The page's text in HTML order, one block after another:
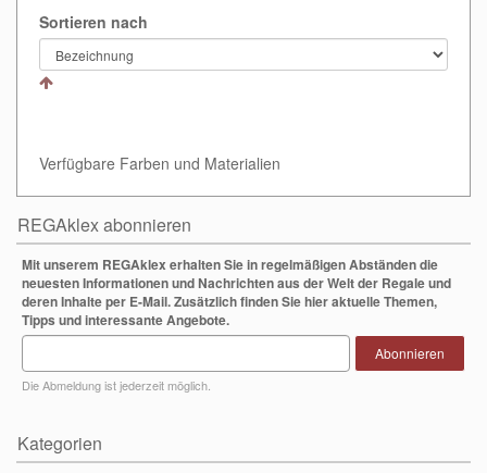
Sortieren nach
Verfügbare Farben und Materialien
REGAklex abonnieren
Mit unserem REGAklex erhalten Sie in regelmäßigen Abständen die
neuesten Informationen und Nachrichten aus der Welt der Regale und
deren Inhalte per E-Mail. Zusätzlich finden Sie hier aktuelle Themen,
Tipps und interessante Angebote.
Die Abmeldung ist jederzeit möglich.
Abonnieren
Kategorien